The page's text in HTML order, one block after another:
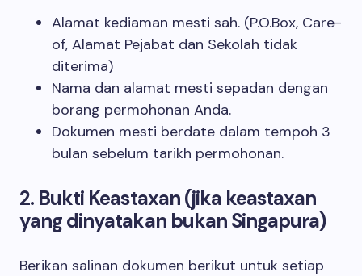
Alamat kediaman mesti sah. (P.O.Box, Care-
of, Alamat Pejabat dan Sekolah tidak
diterima)
Nama dan alamat mesti sepadan dengan
borang permohonan Anda.
Dokumen mesti berdate dalam tempoh 3
bulan sebelum tarikh permohonan.
2. Bukti Keastaxan (jika keastaxan
yang dinyatakan bukan Singapura)
Berikan salinan dokumen berikut untuk setiap